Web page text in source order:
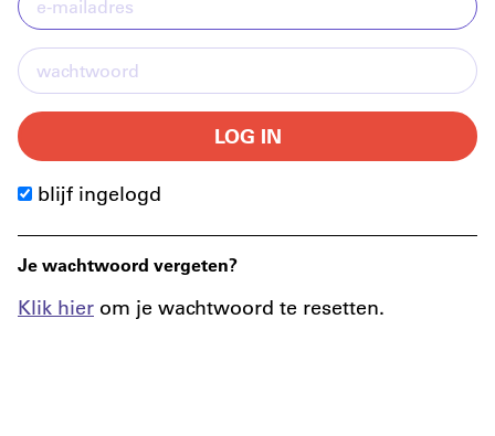
LOG IN
blijf ingelogd
Je wachtwoord vergeten?
Klik hier om je wachtwoord te resetten.